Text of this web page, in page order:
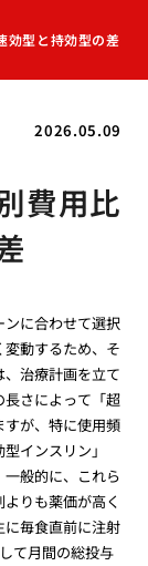
効型と持効型の差
2026.05.09
費用比
に合わせて選択
動するため、そ
治療計画を立て
さによって「超
が、特に使用頻
インスリン」
般的に、これら
りも薬価が高く
毎食直前に注射
て月間の総投与